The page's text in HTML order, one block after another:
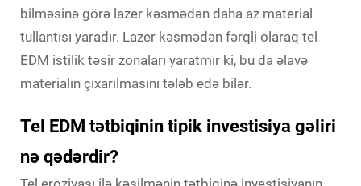
bilməsinə görə lazer kəsmədən daha az material
tullantısı yaradır. Lazer kəsmədən fərqli olaraq tel
EDM istilik təsir zonaları yaratmır ki, bu da əlavə
materialın çıxarılmasını tələb edə bilər.
Tel EDM tətbiqinin tipik investisiya gəliri
nə qədərdir?